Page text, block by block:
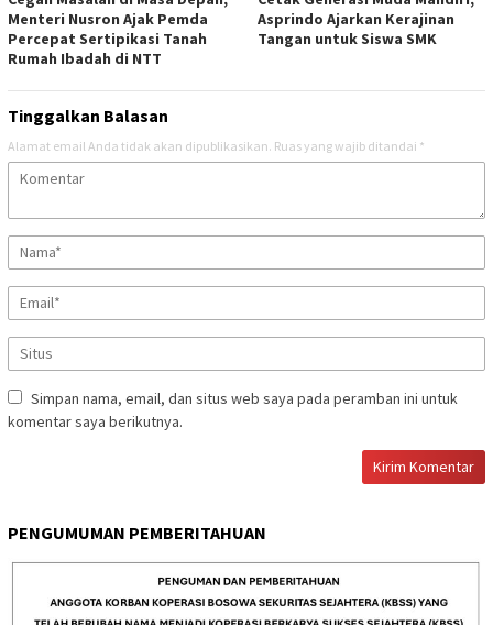
Menteri Nusron Ajak Pemda
Percepat Sertipikasi Tanah
Rumah Ibadah di NTT ‎
Asprindo Ajarkan Kerajinan
Tangan untuk Siswa SMK
Tinggalkan Balasan
Alamat email Anda tidak akan dipublikasikan. Ruas yang wajib ditandai *
Simpan nama, email, dan situs web saya pada peramban ini untuk
komentar saya berikutnya.
PENGUMUMAN PEMBERITAHUAN